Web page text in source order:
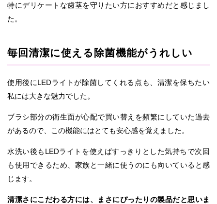
特にデリケートな歯茎を守りたい方におすすめだと感じまし
た。
毎回清潔に使える除菌機能がうれしい
使用後にLEDライトが除菌してくれる点も、清潔を保ちたい
私には大きな魅力でした。
ブラシ部分の衛生面が心配で買い替えを頻繁にしていた過去
があるので、この機能にはとても安心感を覚えました。
水洗い後もLEDライトを使えばすっきりとした気持ちで次回
も使用できるため、家族と一緒に使うのにも向いていると感
じます。
清潔さにこだわる方には、まさにぴったりの製品だと思いま